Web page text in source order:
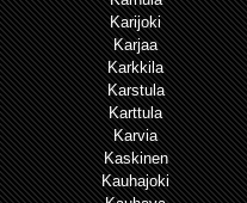
Karijoki
Karjaa
Karkkila
Karstula
Karttula
Karvia
Kaskinen
Kauhajoki